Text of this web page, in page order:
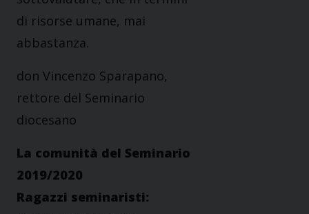
di risorse umane, mai
abbastanza.
don Vincenzo Sparapano,
rettore del Seminario
diocesano
La comunità del Seminario
2019/2020
Ragazzi seminaristi: